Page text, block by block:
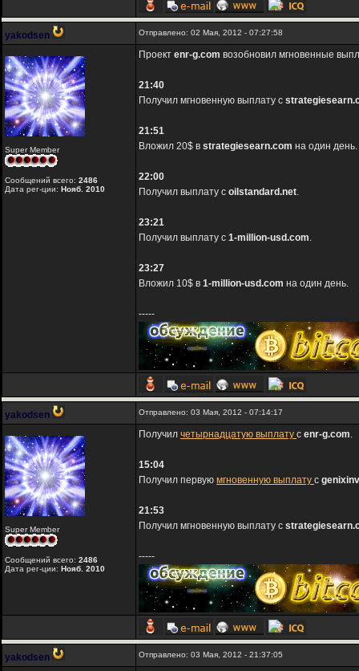
yakodsen Отправлено: 02 Мая, 2012 - 07:27:58
Super Member
Сообщений всего: 2486
Дата рег-ции: Нояб. 2010
Проект enr-g.com возобновил мгновенные
21:40
Получил мгновенную выплату с
21:51
Вложил 20$ в strategiesearn.com на один день.
22:00
Получил выплату с oilstandard.net.
23:21
Получил выплату с 1-million-usd.com.
23:27
Вложил 10$ в 1-million-usd.com на один день.
-----
yakodsen Отправлено: 03 Мая, 2012 - 07:14:17
Super Member
Сообщений всего: 2486
Дата рег-ции: Нояб. 2010
Получил четырнадцатую выплату с enr-g.com.
15:04
Получил первую мгновенную выплату с
21:53
Получил мгновенную выплату с
-----
yakodsen Отправлено: 03 Мая, 2012 - 21:37:05